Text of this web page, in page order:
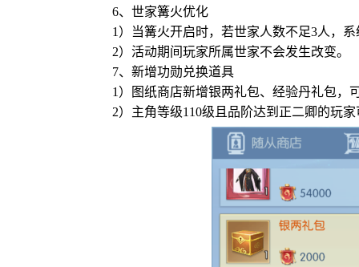
6、世家篝火优化
1）当篝火开启时，若世家人数不足3人，
2）活动期间玩家所属世家不会发生改变。
7、新增功勋兑换道具
1）图纸商店新增银两礼包、经验丹礼包，
2）主角等级110级且品阶达到正二卿的玩